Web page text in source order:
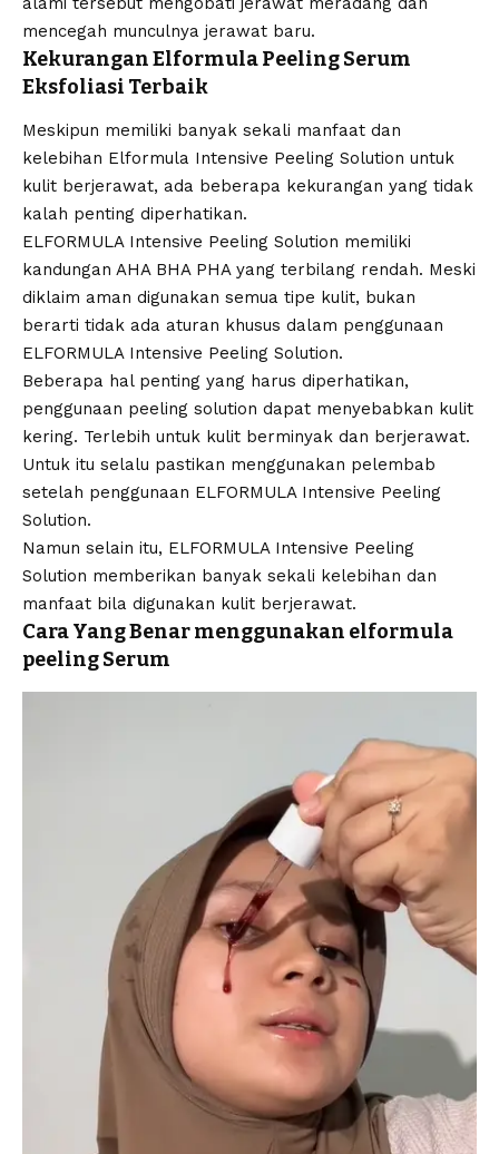
mencegah munculnya jerawat baru.
Kekurangan Elformula Peeling Serum
Eksfoliasi Terbaik
Meskipun memiliki banyak sekali manfaat dan
kelebihan Elformula Intensive Peeling Solution untuk
kulit berjerawat, ada beberapa kekurangan yang tidak
kalah penting diperhatikan.
ELFORMULA Intensive Peeling Solution memiliki
kandungan AHA BHA PHA yang terbilang rendah. Meski
diklaim aman digunakan semua tipe kulit, bukan
berarti tidak ada aturan khusus dalam penggunaan
ELFORMULA Intensive Peeling Solution.
Beberapa hal penting yang harus diperhatikan,
penggunaan peeling solution dapat menyebabkan kulit
kering. Terlebih untuk kulit berminyak dan berjerawat.
Untuk itu selalu pastikan menggunakan pelembab
setelah penggunaan ELFORMULA Intensive Peeling
Solution.
Namun selain itu, ELFORMULA Intensive Peeling
Solution memberikan banyak sekali kelebihan dan
manfaat bila digunakan kulit berjerawat.
Cara Yang Benar menggunakan elformula
peeling Serum